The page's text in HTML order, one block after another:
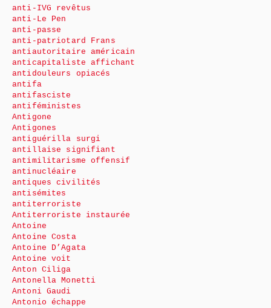
anti-IVG revêtus
anti-Le Pen
anti-passe
anti-patriotard Frans
antiautoritaire américain
anticapitaliste affichant
antidouleurs opiacés
antifa
antifasciste
antiféministes
Antigone
Antigones
antiguérilla surgi
antillaise signifiant
antimilitarisme offensif
antinucléaire
antiques civilités
antisémites
antiterroriste
Antiterroriste instaurée
Antoine
Antoine Costa
Antoine D’Agata
Antoine voit
Anton Ciliga
Antonella Monetti
Antoni Gaudi
Antonio échappe